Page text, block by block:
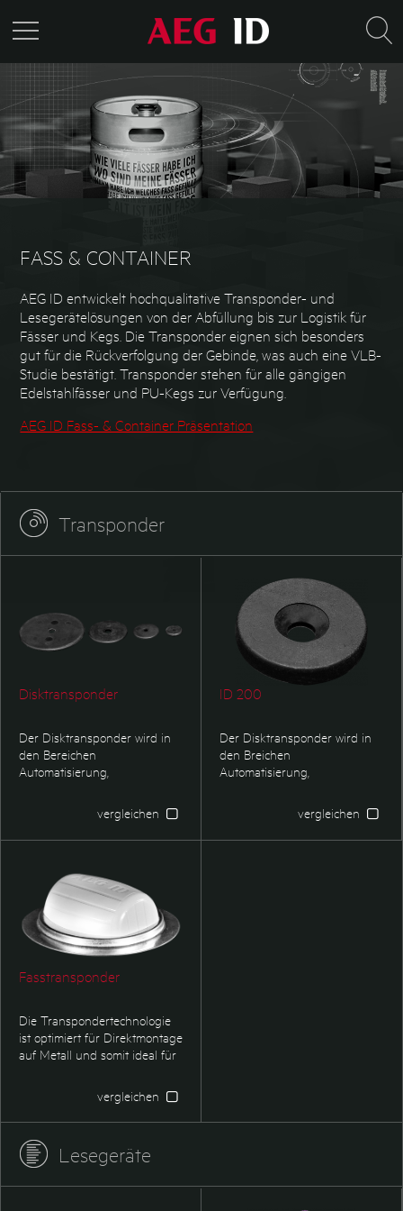
FASS & CONTAINER
AEG ID entwickelt hochqualitative Transponder- und
Lesegerätelösungen von der Abfüllung bis zur Logistik für
Fässer und Kegs. Die Transponder eignen sich besonders
gut für die Rückverfolgung der Gebinde, was auch eine VLB-
Studie bestätigt. Transponder stehen für alle gängigen
Edelstahlfässer und PU-Kegs zur Verfügung.
AEG ID Fass- & Container Präsentation
Transponder
Disktransponder
Der Disktransponder wird in
den Bereichen
Automatisierung,
eingesetzt. Aufgrund ihrer
kompakten Abmessungen
und der robusten Ausführung
Umgebung mit beschränktem
Platzangebot ideal geeignet.
vergleichen
ID 200
Der Disktransponder wird in
den Breichen
Automatisierung,
eingesetzt. Aufgrund der
kompakten Abmessungen
und der robusten Ausführung
vergleichen
Fasstransponder
Die Transpondertechnologie
ist optimiert für Direktmontage
auf Metall und somit ideal für
Fasstransponder ist qualifiziert
für Mikroschweißverfahren
über einen Befestigungsring.
Unsere flachen
PU umschäumten Kegs zum
vergleichen
Lesegeräte